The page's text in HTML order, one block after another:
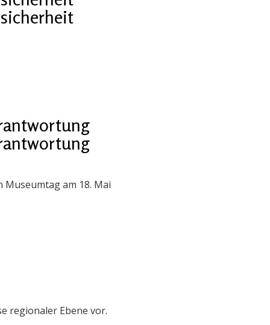
am 18. Mai
regionaler Ebene vor.